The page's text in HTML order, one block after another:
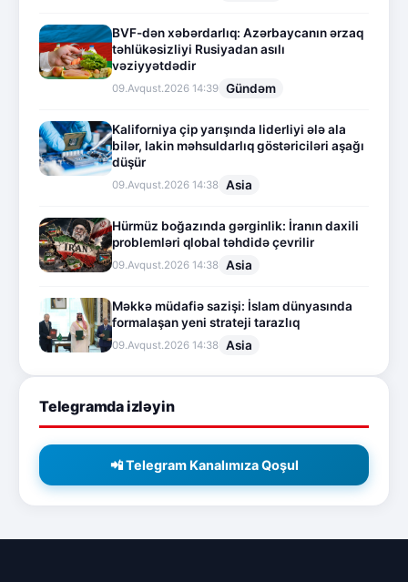
BVF-dən xəbərdarlıq: Azərbaycanın ərzaq
təhlükəsizliyi Rusiyadan asılı
vəziyyətdədir
09.Avqust.2026 14:39 Gündəm
Kaliforniya çip yarışında liderliyi ələ ala
bilər, lakin məhsuldarlıq göstəriciləri aşağı
düşür
09.Avqust.2026 14:38 Asia
Hürmüz boğazında gərginlik: İranın daxili
problemləri qlobal təhdidə çevrilir
09.Avqust.2026 14:38 Asia
Məkkə müdafiə sazişi: İslam dünyasında
formalaşan yeni strateji tarazlıq
09.Avqust.2026 14:38 Asia
Telegramda izləyin
📲 Telegram Kanalımıza Qoşul